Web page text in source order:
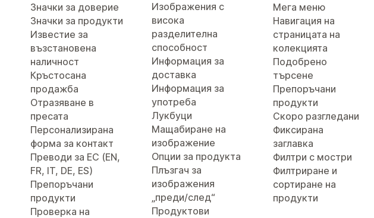
Значки за доверие
Значки за продукти
Известие за
възстановена
наличност
Кръстосана
продажба
Отразяване в
пресата
Персонализирана
форма за контакт
Преводи за ЕС (EN,
FR, IT, DE, ES)
Препоръчани
продукти
Проверка на
Изображения с
висока
разделителна
способност
Информация за
доставка
Информация за
употреба
Лукбуци
Мащабиране на
изображение
Опции за продукта
Плъзгач за
изображения
„преди/след“
Продуктови
Мега меню
Навигация на
страницата на
колекцията
Подобрено
търсене
Препоръчани
продукти
Скоро разгледани
Фиксирана
заглавка
Филтри с мостри
Филтриране и
сортиране на
продукти